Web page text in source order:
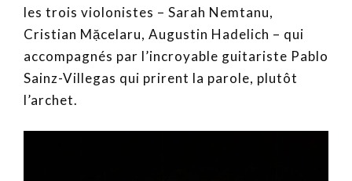
les trois violonistes – Sarah Nemtanu,
Cristian Mặcelaru, Augustin Hadelich – qui
accompagnés par l’incroyable guitariste Pablo
Sainz-Villegas qui prirent la parole, plutôt
l’archet.